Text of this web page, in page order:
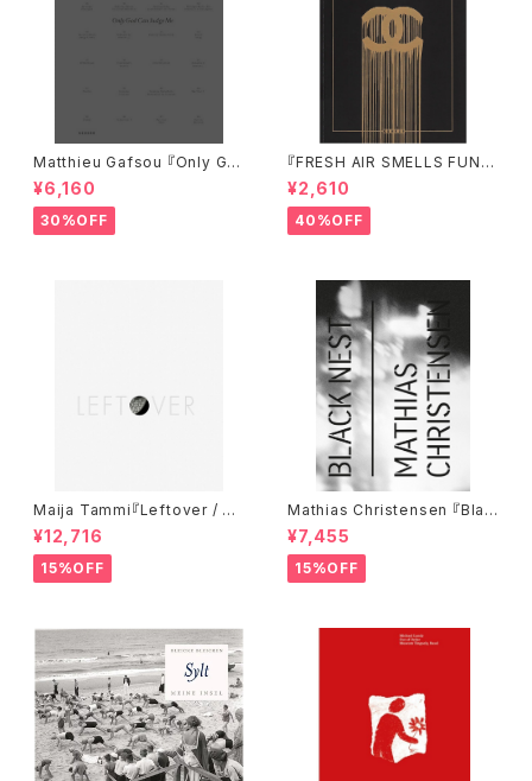
Matthieu Gafsou 『Only Go
d Can Judge Me』
¥6,160
30%OFF
『FRESH AIR SMELLS FUNN
Y』
¥2,610
40%OFF
Maija Tammi『Leftover / Re
movals』
¥12,716
15%OFF
Mathias Christensen 『Blac
k Nest』
¥7,455
15%OFF